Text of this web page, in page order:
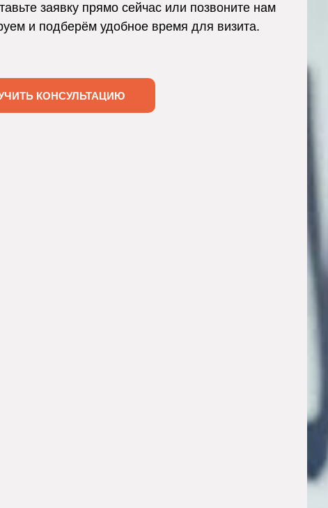
заявку прямо сейчас или позвоните нам
и подберём удобное время для визита.
КОНСУЛЬТАЦИЮ